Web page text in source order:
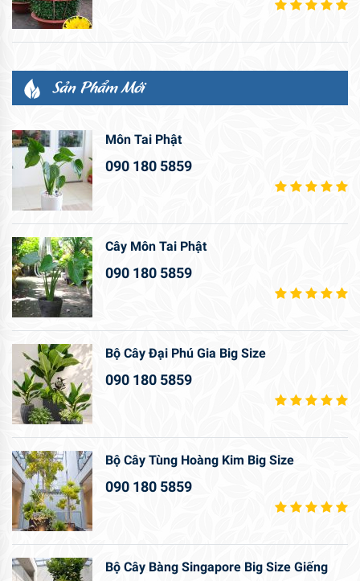
Sản Phẩm Mới
Môn Tai Phật
090 180 5859
Cây Môn Tai Phật
090 180 5859
Bộ Cây Đại Phú Gia Big Size
090 180 5859
Bộ Cây Tùng Hoàng Kim Big Size
090 180 5859
Bộ Cây Bàng Singapore Big Size Giếng